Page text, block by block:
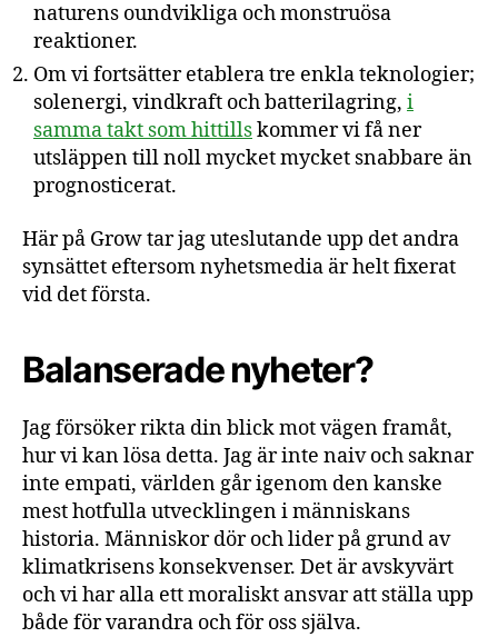
naturens oundvikliga och monstruösa
reaktioner.
Om vi fortsätter etablera tre enkla teknologier;
solenergi, vindkraft och batterilagring, i
samma takt som hittillskommer vi få ner
utsläppen till noll mycket mycket snabbare än
prognosticerat.
Här på Grow tar jag uteslutande upp det andra
synsättet eftersom nyhetsmedia är helt fixerat
vid det första.
Balanserade nyheter?
Jag försöker rikta din blick mot vägen framåt,
hur vi kan lösa detta. Jag är inte naiv och saknar
inte empati, världen går igenom den kanske
mest hotfulla utvecklingen i människans
historia. Människor dör och lider på grund av
klimatkrisens konsekvenser. Det är avskyvärt
och vi har alla ett moraliskt ansvar att ställa upp
både för varandra och för oss själva.